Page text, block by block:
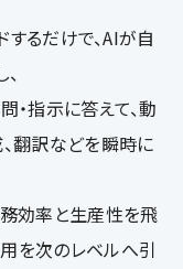
るだけで、AIが自
・指示に答えて、動
翻訳などを瞬時に
効率と生産性を飛
を次のレベルへ引